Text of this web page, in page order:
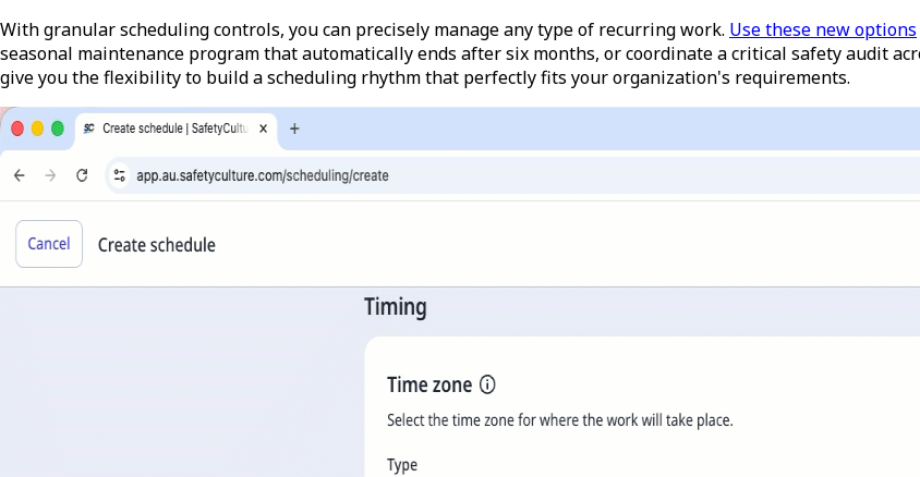
With granular scheduling controls, you can precisely manage any type of recurring work. Use these new options
seasonal maintenance program that automatically ends after six months, or coordinate a critical safety audit
give you the flexibility to build a scheduling rhythm that perfectly fits your organization's requirements.